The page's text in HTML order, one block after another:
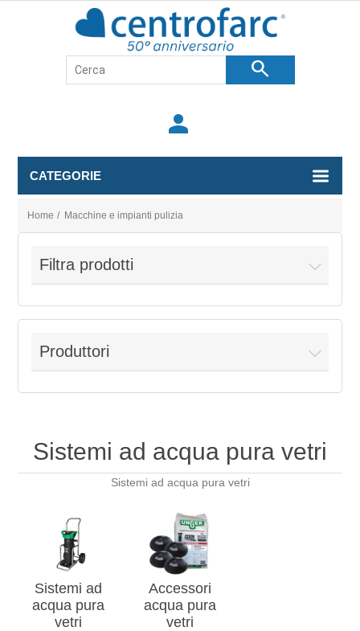
search
person
CATEGORIE
Home / Macchine e impianti pulizia
Filtra prodotti
Produttori
Sistemi ad acqua pura vetri
Sistemi ad acqua pura vetri
Sistemi ad
acqua pura
vetri
Accessori
acqua pura
vetri